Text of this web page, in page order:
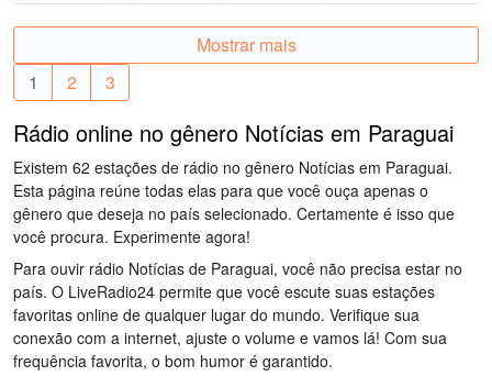
Mostrar mais
1
2 3
Rádio online no gênero Notícias em Paraguai
Existem 62 estações de rádio no gênero Notícias em Paraguai.
Esta página reúne todas elas para que você ouça apenas o
gênero que deseja no país selecionado. Certamente é isso que
você procura. Experimente agora!
Para ouvir rádio Notícias de Paraguai, você não precisa estar no
país. O LiveRadio24 permite que você escute suas estações
favoritas online de qualquer lugar do mundo. Verifique sua
conexão com a internet, ajuste o volume e vamos lá! Com sua
frequência favorita, o bom humor é garantido.